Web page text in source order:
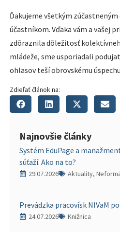
Ďakujeme všetkým
účastníkom. Vďaka vám a vašej
zdôraznila dôležitosť
mládeže, sme usporiadali
ohlasov teší obrovskému
Zdieľať článok na:
Najnovšie články
Systém EduPage a
súťaží. Ako na to?
29.07.2026 Aktuality,
Prevádzka pracovísk NIVaM
24.07.2026 Knižnica